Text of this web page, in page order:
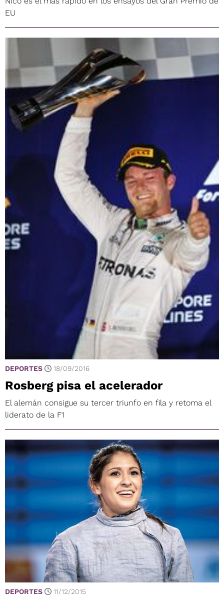
EU
DEPORTES 18/09/2016
Rosberg pisa el acelerador
El alemán consigue su tercer triunfo en fila y retoma el
liderato de la F1
DEPORTES 11/12/2015